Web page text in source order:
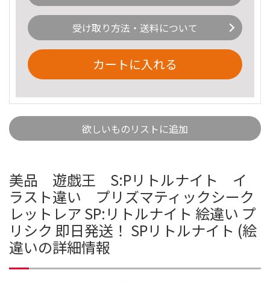
受け取り方法・送料について
カートに入れる
欲しいものリストに追加
美品 遊戯王 S:Pリトルナイト イ
ラスト違い プリズマティックシーク
レットレア SP:リトルナイト 絵違い プ
リシク 即日発送！ SPリトルナイト (絵
違いの詳細情報